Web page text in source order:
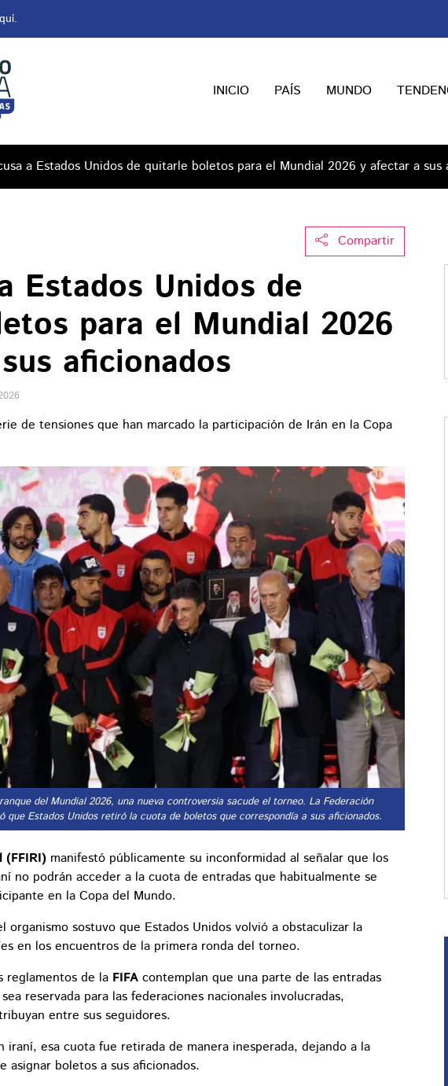
INICIO PAÍS MUNDO
a Estados Unidos de quitarle boletos para el Mundial 2026 y afectar a sus
Compartir
Estados Unidos de
para el Mundial 2026
aficionados
de tensiones que han marcado la participación de Irán en la Copa
del Mundial 2026, una nueva controversia sacude el torneo. La Federación
que Estados Unidos retiró la cuota de boletos que correspondía a sus aficionados.
(FFIRI) manifestó públicamente su inconformidad al señalar que los
no podrán acceder a la cuota de entradas que habitualmente se
en la Copa del Mundo.
organismo sostuvo que Estados Unidos volvió a obstaculizar la
en los encuentros de la primera ronda del torneo.
reglamentos de la FIFA contemplan que una parte de las entradas
reservada para las federaciones nacionales involucradas,
entre sus seguidores.
iraní, esa cuota fue retirada de manera inesperada, dejando a la
asignar boletos a sus aficionados.